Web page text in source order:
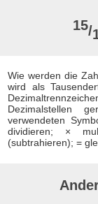
15/
Wie werden die
wird als
Dezimalstellen
verwendeten
dividieren; ×
(subtrahieren); =